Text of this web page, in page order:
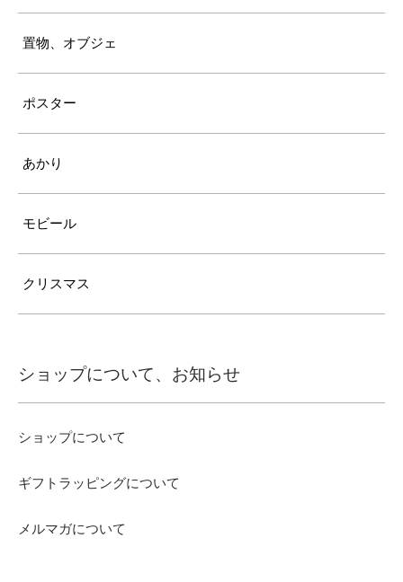
置物、オブジェ
ポスター
あかり
モビール
クリスマス
ショップについて、お知らせ
ショップについて
ギフトラッピングについて
メルマガについて